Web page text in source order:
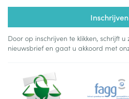
Inschrijven
Door op inschrijven te klikken, schrijft
nieuwsbrief en gaat u akkoord met